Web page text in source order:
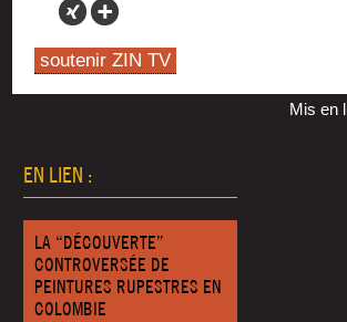
EN LIEN :
LA “DÉCOUVERTE”
CONTROVERSÉE DE
PEINTURES RUPESTRES EN
COLOMBIE
soutenir ZIN TV
Mis en